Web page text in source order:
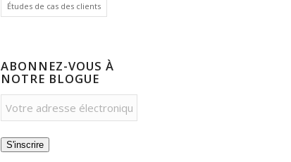
Études de cas des clients
ABONNEZ-VOUS À
NOTRE BLOGUE
S'inscrire